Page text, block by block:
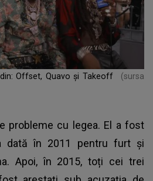
Offset, Quavo și Takeoff
(sursa
probleme cu legea. El a fost
dată în 2011 pentru furt și
Apoi, în 2015, toți cei trei